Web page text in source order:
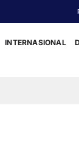
INTERNASIONAL